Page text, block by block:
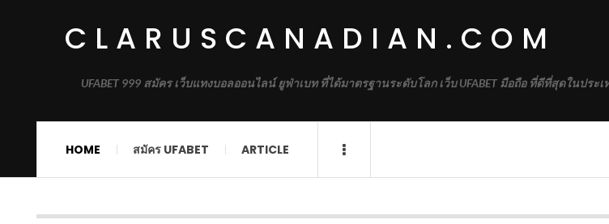
CLARUSCANADIAN.COM
UFABET 999 สมัคร เว็บแทงบอลออนไลน์ ยูฟ่าเบท ที่ได้มาตรฐานระดับโลก เว็บ UFABET มือถือ ที่ดีที่สุดในปร
HOME สมัคร UFABET ARTICLE